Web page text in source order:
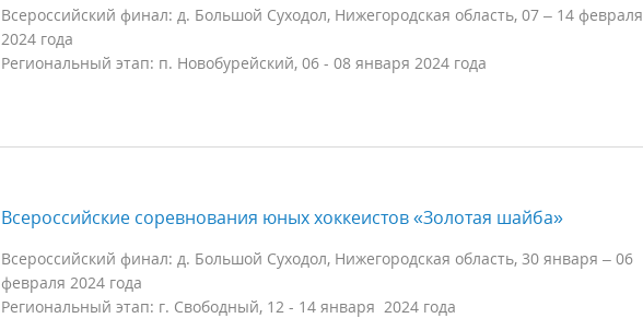
Всероссийский финал: д. Большой Суходол, Нижегородская область, 07 – 14 февраля
2024 года
Региональный этап: п. Новобурейский, 06 - 08 января 2024 года
Всероссийские соревнования юных хоккеистов «Золотая шайба»
Всероссийский финал: д. Большой Суходол, Нижегородская область, 30 января – 06
февраля 2024 года
Региональный этап: г. Свободный, 12 - 14 января 2024 года